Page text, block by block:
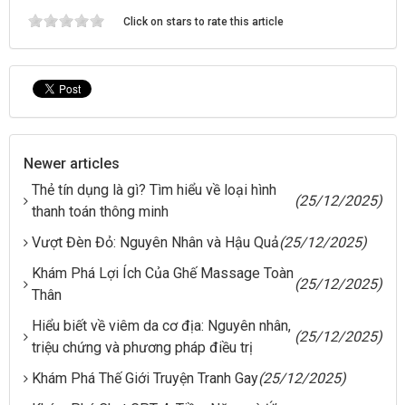
Click on stars to rate this article
Newer articles
Thẻ tín dụng là gì? Tìm hiểu về loại hình
thanh toán thông minh
(25/12/2025)
Vượt Đèn Đỏ: Nguyên Nhân và Hậu Quả(25/12/2025)
Khám Phá Lợi Ích Của Ghế Massage Toàn
Thân
(25/12/2025)
Hiểu biết về viêm da cơ địa: Nguyên nhân,
triệu chứng và phương pháp điều trị
(25/12/2025)
Khám Phá Thế Giới Truyện Tranh Gay(25/12/2025)